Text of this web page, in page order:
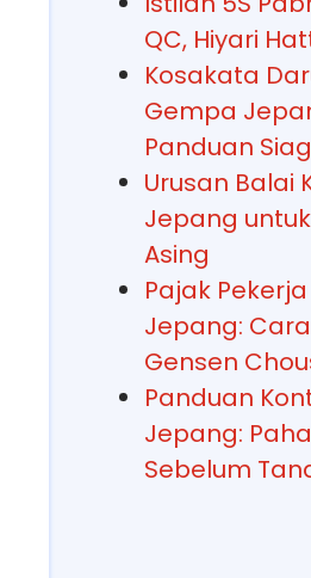
QC, Hiyari
Kosakata
Gempa
Panduan
Urusan Balai
Jepang
Asing
Pajak
Jepang:
Gensen
Panduan
Jepang:
Sebelum